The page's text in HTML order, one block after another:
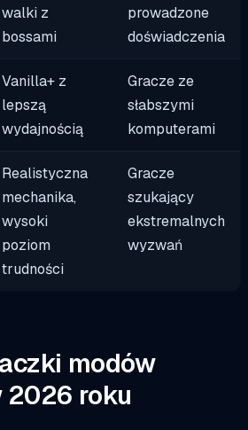
walki z
bossami
prowadzone
doświadczenia
Vanilla+ z
lepszą
wydajnością
Gracze ze
słabszymi
komputerami
Realistyczna
mechanika,
wysoki
poziom
trudności
Gracze
szukający
ekstremalnych
wyzwań
modów
roku